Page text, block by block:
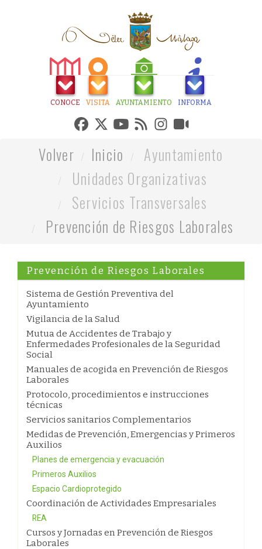
CONOCE VISITA AYUNTAMIENTO INFORMA
Volver Inicio
Ayuntamiento
Unidades Organizativas
Servicios Transversales
Prevención de Riesgos Laborales
Prevención de Riesgos Laborales
Sistema de Gestión Preventiva del
Ayuntamiento
Vigilancia de la Salud
Mutua de Accidentes de Trabajo y
Enfermedades Profesionales de la Seguridad
Social
Manuales de acogida en Prevención de Riesgos
Laborales
Protocolo, procedimientos e instrucciones
técnicas
Servicios sanitarios Complementarios
Medidas de Prevención, Emergencias y Primeros
Auxilios
Planes de emergencia y evacuación
Primeros Auxilios
Espacio Cardioprotegido
Coordinación de Actividades Empresariales
REA
Cursos y Jornadas en Prevención de Riesgos
Laborales